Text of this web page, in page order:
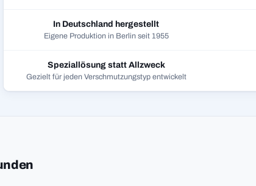
In Deutschland hergestellt
Eigene Produktion in Berlin seit 1955
Speziallösung statt Allzweck
Gezielt für jeden Verschmutzungstyp entwickelt